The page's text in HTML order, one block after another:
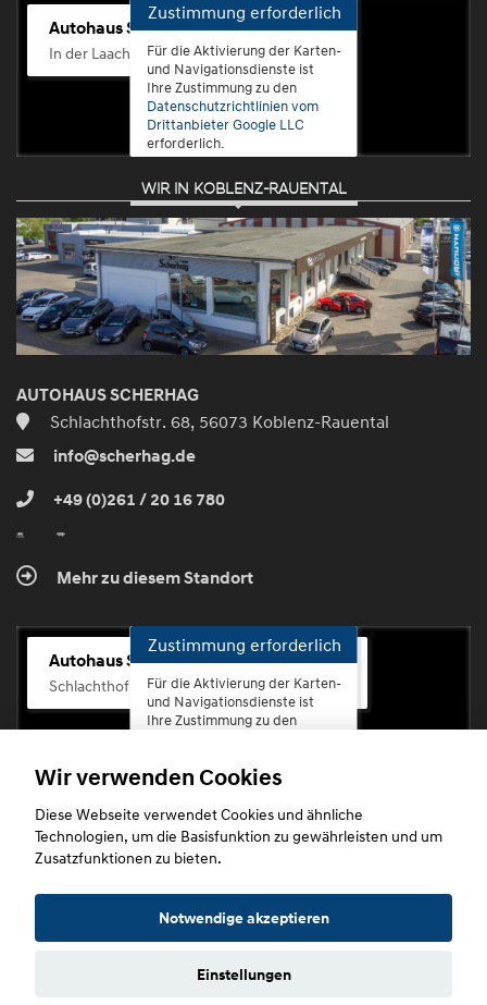
Autohaus Scherhag
In der Laach 76, 56072 Koblenz-Güls
Zustimmung erforderlich
Für die Aktivierung der Karten-
und Navigationsdienste ist
Ihre Zustimmung zu den
Datenschutzrichtlinien vom
Drittanbieter Google LLC
erforderlich.
Zustimmen
und
aktivieren
WIR IN KOBLENZ-RAUENTAL
AUTOHAUS SCHERHAG
Schlachthofstr. 68, 56073 Koblenz-Rauental
info@scherhag.de
+49 (0)261 / 20 16 780
Mehr zu diesem Standort
Autohaus Scherhag
Schlachthofstr. 68, 56073 Koblenz-Rauental
Zustimmung erforderlich
Für die Aktivierung der Karten-
und Navigationsdienste ist
Ihre Zustimmung zu den
erforderlich.
Zustimmen
Wir verwenden Cookies
Diese Webseite verwendet Cookies und ähnliche
Technologien, um die Basisfunktion zu gewährleisten und um
Zusatzfunktionen zu bieten.
Notwendige akzeptieren
Einstellungen